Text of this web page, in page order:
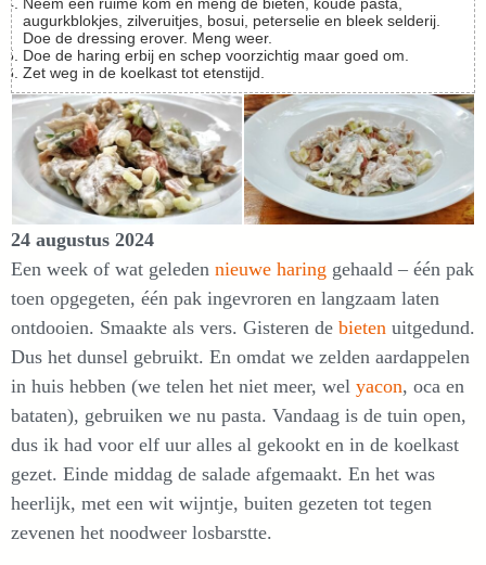
augurkblokjes, zilveruitjes, bosui, peterselie en bleek selderij.
Doe de dressing erover. Meng weer.
Doe de haring erbij en schep voorzichtig maar goed om.
Zet weg in de koelkast tot etenstijd.
24 augustus 2024
Een week of wat geleden nieuwe haring gehaald – één pak
toen opgegeten, één pak ingevroren en langzaam laten
ontdooien. Smaakte als vers. Gisteren de bieten uitgedund.
Dus het dunsel gebruikt. En omdat we zelden aardappelen
in huis hebben (we telen het niet meer, wel yacon, oca en
bataten), gebruiken we nu pasta. Vandaag is de tuin open,
dus ik had voor elf uur alles al gekookt en in de koelkast
gezet. Einde middag de salade afgemaakt. En het was
heerlijk, met een wit wijntje, buiten gezeten tot tegen
zevenen het noodweer losbarstte.